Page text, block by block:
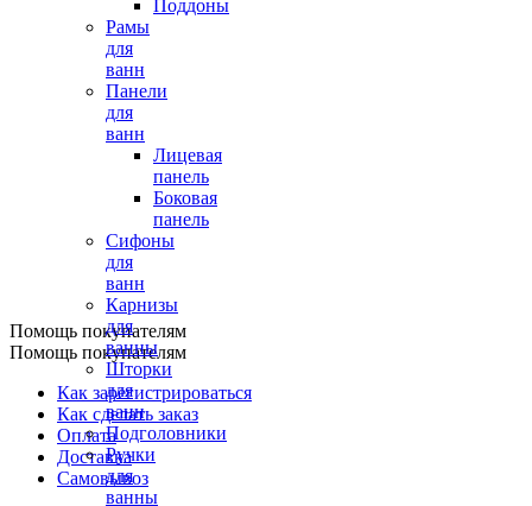
Поддоны
Рамы
для
ванн
Панели
для
ванн
Лицевая
панель
Боковая
панель
Сифоны
для
ванн
Карнизы
для
ванны
Шторки
для
ванн
Подголовники
Ручки
для
ванны
Помощь покупателям
Помощь покупателям
Как зарегистрироваться
Как сделать заказ
Оплата
Доставка
Самовывоз